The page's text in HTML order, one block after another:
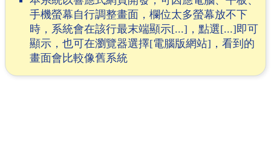
手機螢幕自行調整畫面，欄位太多螢幕放不下
時，系統會在該行最末端顯示[...]，點選[...]即可
顯示，也可在瀏覽器選擇[電腦版網站]，看到的
畫面會比較像舊系統